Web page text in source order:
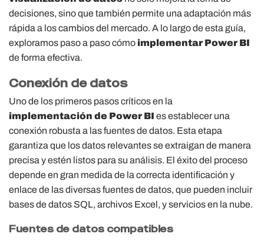
decisiones, sino que también permite una adaptación más
rápida a los cambios del mercado. A lo largo de esta guía,
exploramos paso a paso cómo implementar Power BI
de forma efectiva.
Conexión de datos
Uno de los primeros pasos críticos en la
implementación de Power BI es establecer una
conexión robusta a las fuentes de datos. Esta etapa
garantiza que los datos relevantes se extraigan de manera
precisa y estén listos para su análisis. El éxito del proceso
depende en gran medida de la correcta identificación y
enlace de las diversas fuentes de datos, que pueden incluir
bases de datos SQL, archivos Excel, y servicios en la nube.
Fuentes de datos compatibles